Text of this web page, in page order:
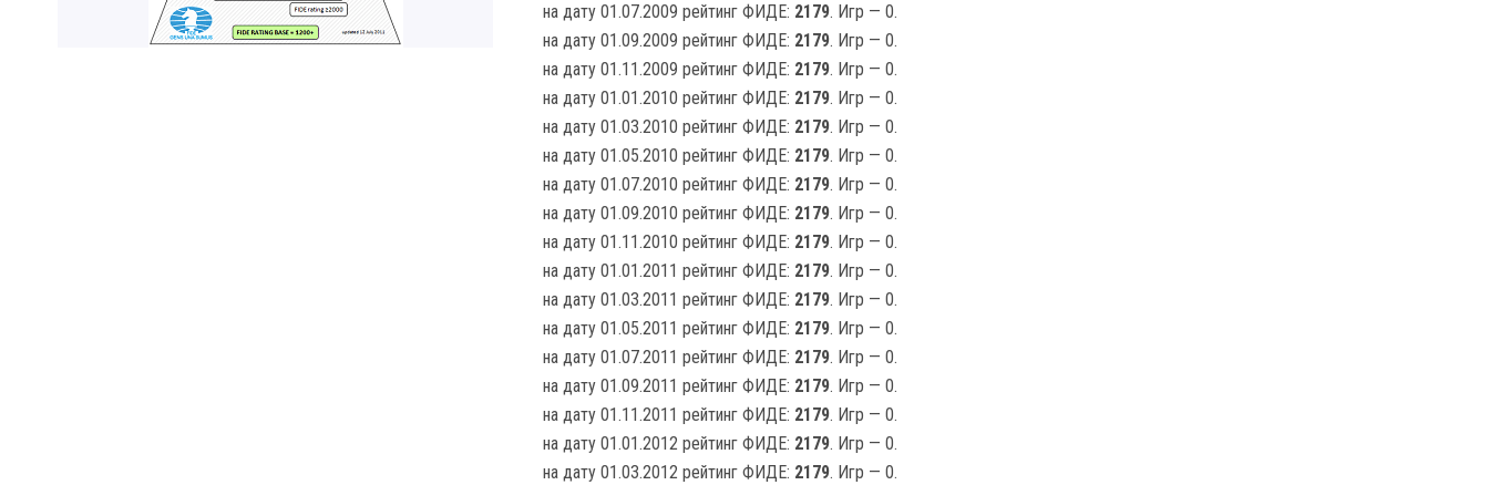
на дату 01.07.2009 рейтинг ФИДЕ: 2179. Игр — 0.
на дату 01.09.2009 рейтинг ФИДЕ: 2179. Игр — 0.
на дату 01.11.2009 рейтинг ФИДЕ: 2179. Игр — 0.
на дату 01.01.2010 рейтинг ФИДЕ: 2179. Игр — 0.
на дату 01.03.2010 рейтинг ФИДЕ: 2179. Игр — 0.
на дату 01.05.2010 рейтинг ФИДЕ: 2179. Игр — 0.
на дату 01.07.2010 рейтинг ФИДЕ: 2179. Игр — 0.
на дату 01.09.2010 рейтинг ФИДЕ: 2179. Игр — 0.
на дату 01.11.2010 рейтинг ФИДЕ: 2179. Игр — 0.
на дату 01.01.2011 рейтинг ФИДЕ: 2179. Игр — 0.
на дату 01.03.2011 рейтинг ФИДЕ: 2179. Игр — 0.
на дату 01.05.2011 рейтинг ФИДЕ: 2179. Игр — 0.
на дату 01.07.2011 рейтинг ФИДЕ: 2179. Игр — 0.
на дату 01.09.2011 рейтинг ФИДЕ: 2179. Игр — 0.
на дату 01.11.2011 рейтинг ФИДЕ: 2179. Игр — 0.
на дату 01.01.2012 рейтинг ФИДЕ: 2179. Игр — 0.
на дату 01.03.2012 рейтинг ФИДЕ: 2179. Игр — 0.